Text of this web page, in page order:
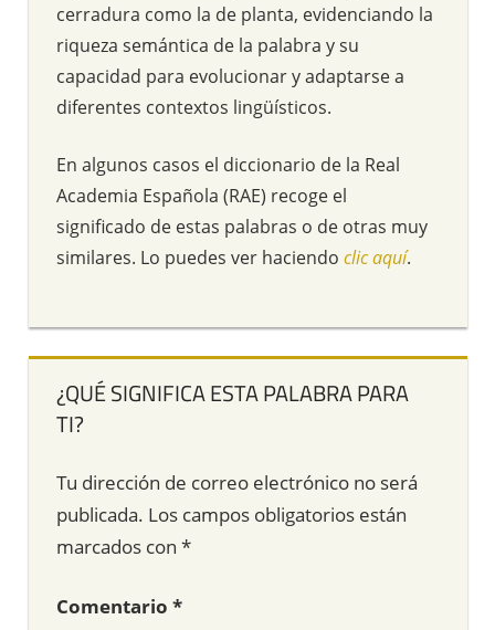
cerradura como la de planta, evidenciando la
riqueza semántica de la palabra y su
capacidad para evolucionar y adaptarse a
diferentes contextos lingüísticos.
En algunos casos el diccionario de la Real
Academia Española (RAE) recoge el
significado de estas palabras o de otras muy
similares. Lo puedes ver haciendo clic aquí.
¿QUÉ SIGNIFICA ESTA PALABRA PARA
TI?
Tu dirección de correo electrónico no será
publicada. Los campos obligatorios están
marcados con *
Comentario *